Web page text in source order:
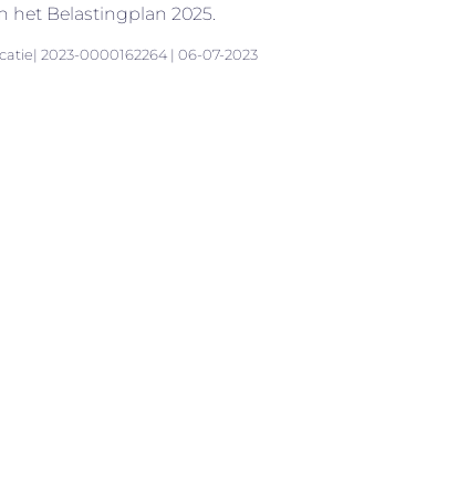
het Belastingplan 2025.
2023-0000162264 | 06-07-2023